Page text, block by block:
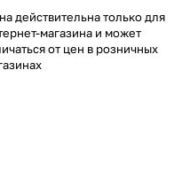
действительна только для
магазина и может
от цен в розничных